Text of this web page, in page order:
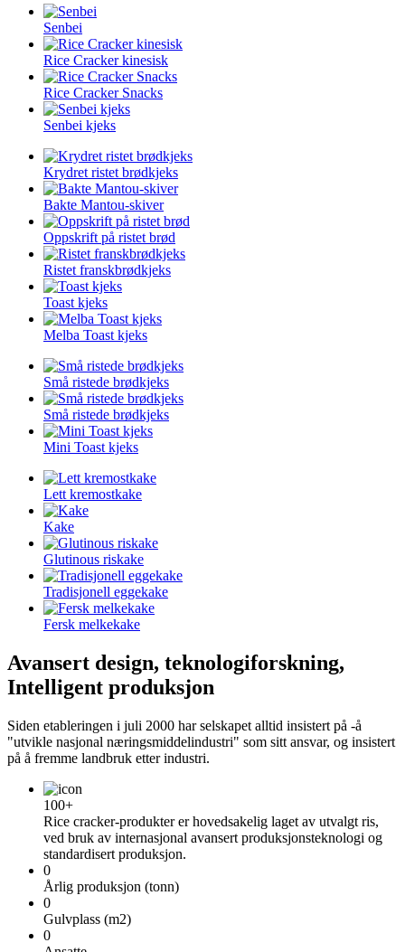
Senbei
Rice Cracker kinesisk
Rice Cracker Snacks
Senbei kjeks
Krydret ristet brødkjeks
Bakte Mantou-skiver
Oppskrift på ristet brød
Ristet franskbrødkjeks
Toast kjeks
Melba Toast kjeks
Små ristede brødkjeks
Små ristede brødkjeks
Mini Toast kjeks
Lett kremostkake
Kake
Glutinous riskake
Tradisjonell eggekake
Fersk melkekake
Avansert design, teknologiforskning,
Intelligent produksjon
Siden etableringen i juli 2000 har selskapet alltid insistert på -å
"utvikle nasjonal næringsmiddelindustri" som sitt ansvar, og insistert
på å fremme landbruk etter industri.
100+
Rice cracker-produkter er hovedsakelig laget av utvalgt ris,
ved bruk av internasjonal avansert produksjonsteknologi og
standardisert produksjon.
0
Årlig produksjon (tonn)
0
Gulvplass (m2)
0